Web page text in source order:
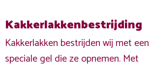
Kakkerlakkenbestrijding
Kakkerlakken bestrijden wij met een
speciale gel die ze opnemen. Met